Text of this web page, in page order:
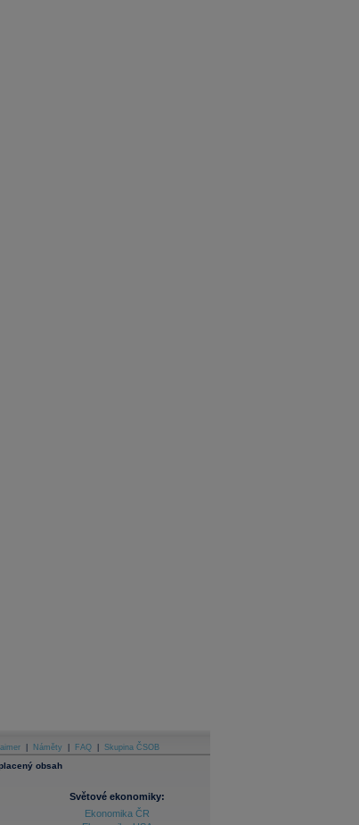
Náměty FAQ Skupina ČSOB
obsah
Světové ekonomiky:
Ekonomika ČR